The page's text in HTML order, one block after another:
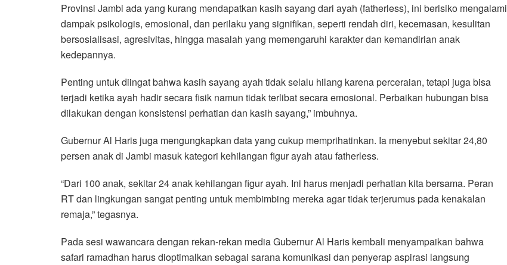
Provinsi Jambi ada yang kurang mendapatkan kasih sayang dari ayah (fatherless), ini berisiko mengalami
dampak psikologis, emosional, dan perilaku yang signifikan, seperti rendah diri, kecemasan, kesulitan
bersosialisasi, agresivitas, hingga masalah yang memengaruhi karakter dan kemandirian anak
kedepannya.
Penting untuk diingat bahwa kasih sayang ayah tidak selalu hilang karena perceraian, tetapi juga bisa
terjadi ketika ayah hadir secara fisik namun tidak terlibat secara emosional. Perbaikan hubungan bisa
dilakukan dengan konsistensi perhatian dan kasih sayang,” imbuhnya.
Gubernur Al Haris juga mengungkapkan data yang cukup memprihatinkan. Ia menyebut sekitar 24,80
persen anak di Jambi masuk kategori kehilangan figur ayah atau fatherless.
“Dari 100 anak, sekitar 24 anak kehilangan figur ayah. Ini harus menjadi perhatian kita bersama. Peran
RT dan lingkungan sangat penting untuk membimbing mereka agar tidak terjerumus pada kenakalan
remaja,” tegasnya.
Pada sesi wawancara dengan rekan-rekan media Gubernur Al Haris kembali menyampaikan bahwa
safari ramadhan harus dioptimalkan sebagai sarana komunikasi dan penyerap aspirasi langsung